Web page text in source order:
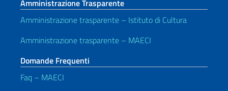
Amministrazione Trasparente
Amministrazione trasparente – Istituto di Cultura
Amministrazione trasparente – MAECI
Domande Frequenti
Faq – MAECI